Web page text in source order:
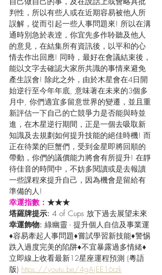
判性，所以有些人或在近期容易被他人所
誤解，從而引起一些人事問題來! 所以在溝
通時別急於表逹，你宜先多作聆聽及他人
的意見，在結集所有資訊後，以平和的心
情去作出回應! 同時，最好在會議結束後，
能以文字去確認大家所共識的事情來避免
產生誤會! 除此之外，由於木星會在4日開
始逆行至今年年底, 意味著在未來的3個多
月中, 你們適宜多留意世界的變遷，並且重
新評估一下自己的亡競爭力是否能與時並
進，在木星逆行期間，正是一個去吸取新
知識及去規劃如何提升技能的絕佳時機! 而
正在待業的巨蟹們，受到金星即將回順的
帶動，你們的議價能力將會有所提升! 在靜
待佳音的時間中，不妨多閱讀或是去報讀
一些課程來提升自己，因為機會是留給有
準備的人!
幸運指數： ★★★
塔羅牌提示: 4 of Cups 放下過去展望未來
幸運飾物: 綠幽靈 - 提升個人自信及事業運
♦容易牽起人事問題♦嘗試學習新技能♦警惕
跌入過度完美的陷阱♦不宜暴露過多情緒♦
立即線上收看最新12星座運程預測 (粵語
版) https://youtu.be/4gAjEE16rzk